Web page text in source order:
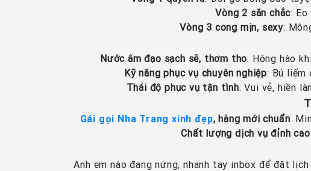
Vòng 2 săn chắc:
Vòng 3 cong mịn, sexy:
Nước âm đạo sạch sẽ, thơm tho: Hông hào
Kỹ năng phục vụ chuyên nghiệp: Bú liếm
Thái độ phục vụ tận tình: Vui vẻ, hiền
Gái gọi Nha Trang xinh đẹp, hàng mới chuẩn:
Chất lượng dịch vụ đỉnh cao
Anh em nào đang nứng, nhanh tay inbox để đặt